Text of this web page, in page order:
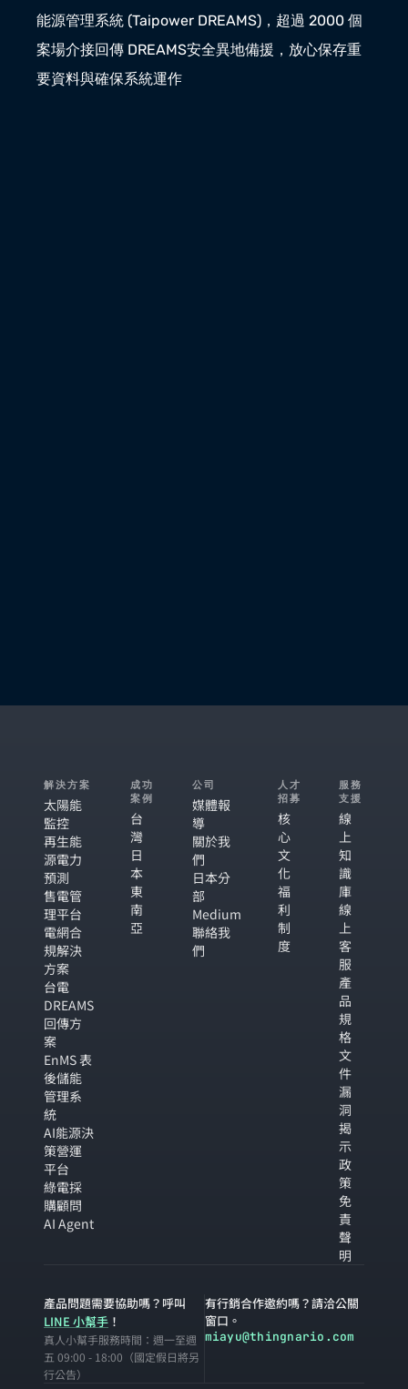
能源管理系統 (Taipower DREAMS)，超過 2000 個
案場介接回傳 DREAMS安全異地備援，放心保存重
要資料與確保系統運作
解決方案
太陽能
監控
再生能
源電力
預測
售電管
理平台
電網合
規解決
方案
台電
DREAMS
回傳方
案
EnMS 表
後儲能
管理系
統
AI能源決
策營運
平台
綠電採
購顧問
AI Agent
成功
案例
台
灣
日
本
東
南
亞
公司
媒體報
導
關於我
們
日本分
部
Medium
聯絡我
們
人才
招募
核
心
文
化
福
利
制
度
服務
支援
線
上
知
識
庫
線
上
客
服
產
品
規
格
文
件
漏
洞
揭
示
政
策
免
責
聲
明
產品問題需要協助嗎？呼叫
LINE 小幫手 ！
真人小幫手服務時間：週一至週
五 09:00 - 18:00（國定假日將另
行公告）
有行銷合作邀約嗎？請洽公關
窗口。
miayu@thingnario.com